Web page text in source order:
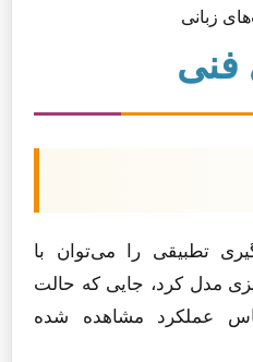
زبانی
تطبیقی را می‌توان با
مدل کرد، جایی که حالت
عملکرد مشاهده شده